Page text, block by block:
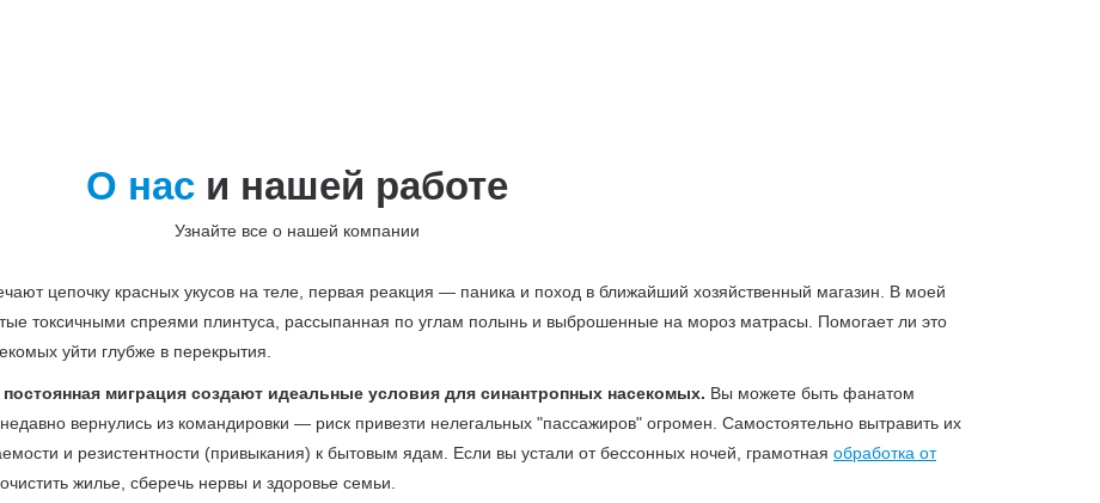
О наси нашей работе
Узнайте все о нашей компании
цепочку красных укусов на теле, первая реакция — паника и поход в ближайший хозяйственный магазин. В моей
токсичными спреями плинтуса, рассыпанная по углам полынь и выброшенные на мороз матрасы. Помогает ли это
уйти глубже в перекрытия.
миграция создают идеальные условия для синантропных насекомых. Вы можете быть фанатом
вернулись из командировки — риск привезти нелегальных "пассажиров" огромен. Самостоятельно вытравить их
и резистентности (привыкания) к бытовым ядам. Если вы устали от бессонных ночей, грамотная обработка от
жилье, сберечь нервы и здоровье семьи.